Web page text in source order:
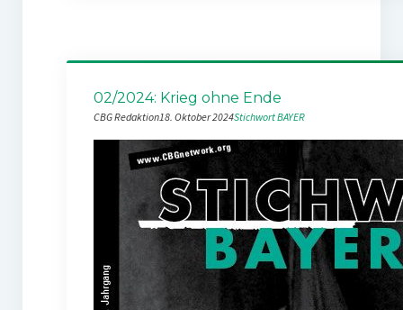
02/2024: Krieg ohne Ende
CBG Redaktion18. Oktober 2024Stichwort BAYER